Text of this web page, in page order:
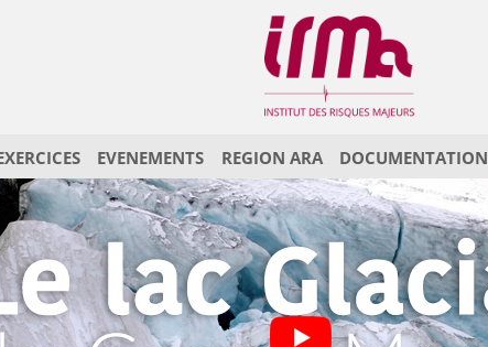
EVENEMENTS REGION ARA DOCUMENTATION